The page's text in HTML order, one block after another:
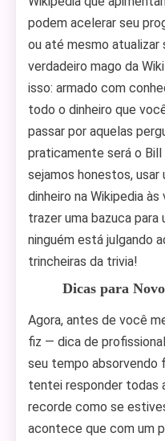
podem acelerar seu
ou até mesmo atualizar
verdadeiro mago da
isso: armado com
todo o dinheiro que
passar por aquelas
praticamente será o Bill
sejamos honestos,
dinheiro na Wikipedia
trazer uma bazuca para
ninguém está julgando
trincheiras da trivia!
Dicas para
Agora, antes de você
fiz — dica de
seu tempo absorvendo
tentei responder todas
recorde como se
acontece que com um